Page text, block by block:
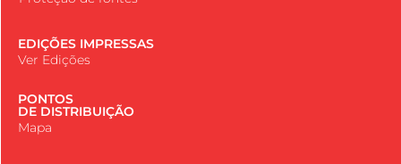
EDIÇÕES IMPRESSAS
Ver Edições
PONTOS
DE DISTRIBUIÇÃO
Mapa